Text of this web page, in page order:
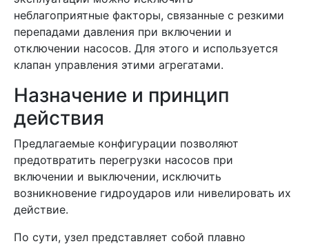
неблагоприятные факторы, связанные с резкими
перепадами давления при включении и
отключении насосов. Для этого и используется
клапан управления этими агрегатами.
Назначение и принцип
действия
Предлагаемые конфигурации позволяют
предотвратить перегрузки насосов при
включении и выключении, исключить
возникновение гидроударов или нивелировать их
действие.
По сути, узел представляет собой плавно